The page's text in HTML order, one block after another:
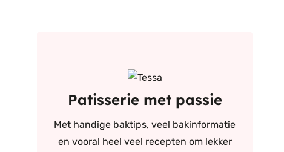
Patisserie met passie
Met handige baktips, veel bakinformatie
en vooral heel veel recepten om lekker